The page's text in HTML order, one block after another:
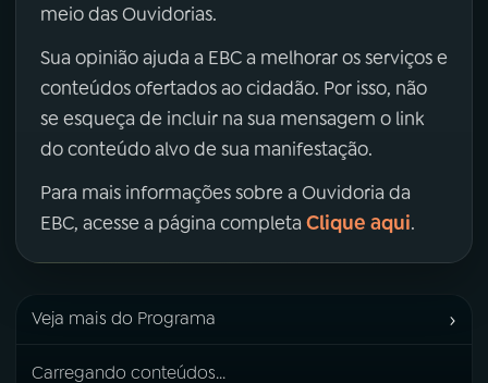
meio das Ouvidorias.
Sua opinião ajuda a EBC a melhorar os serviços e
conteúdos ofertados ao cidadão. Por isso, não
se esqueça de incluir na sua mensagem o link
do conteúdo alvo de sua manifestação.
Para mais informações sobre a Ouvidoria da
EBC, acesse a página completa Clique aqui.
Veja mais do Programa ›
Carregando conteúdos...